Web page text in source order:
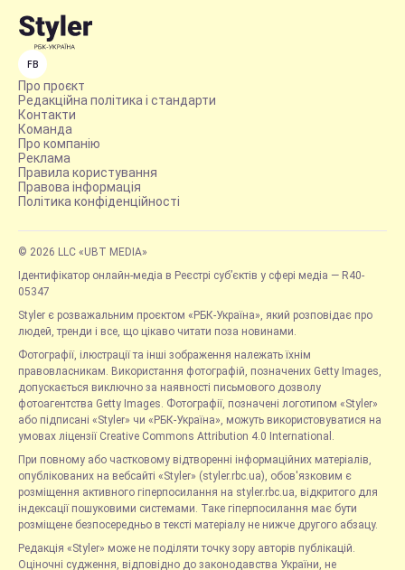
FB
Про проєкт
Редакційна політика і стандарти
Контакти
Команда
Про компанію
Реклама
Правила користування
Правова інформація
Політика конфіденційності
© 2026 LLC «UBT MEDIA»
Ідентифікатор онлайн-медіа в Реєстрі суб’єктів у сфері медіа — R40-
05347
Styler є розважальним проєктом «РБК-Україна», який розповідає про
людей, тренди і все, що цікаво читати поза новинами.
Фотографії, ілюстрації та інші зображення належать їхнім
правовласникам. Використання фотографій, позначених Getty Images,
допускається виключно за наявності письмового дозволу
фотоагентства Getty Images. Фотографії, позначені логотипом «Styler»
або підписані «Styler» чи «РБК-Україна», можуть використовуватися на
умовах ліцензії Creative Commons Attribution 4.0 International.
При повному або частковому відтворенні інформаційних матеріалів,
опублікованих на вебсайті «Styler» (styler.rbc.ua), обов'язковим є
розміщення активного гіперпосилання на styler.rbc.ua, відкритого для
індексації пошуковими системами. Таке гіперпосилання має бути
розміщене безпосередньо в тексті матеріалу не нижче другого абзацу.
Редакція «Styler» може не поділяти точку зору авторів публікацій.
Оціночні судження, відповідно до законодавства України, не